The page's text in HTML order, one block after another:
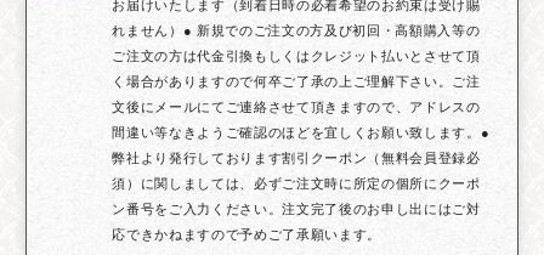
れません）● 新規でのご注文の方及び初回・高額購入等の
ご注文の方は代金引換もしくはクレジット払いとさせて頂
く場合がありますので何卒ご了承の上ご理解下さい。ご注
文後にメールにてご連絡させて頂きますので、アドレスの
間違い等なきようご確認のほどを宜しくお願い致します。●
弊社より発行しております割引クーポン（無料会員登録必
須）に関しましては、必ずご注文時に所定の個所にクーポ
ン番号をご入力ください。注文完了後のお申し出にはご対
応できかねますので予めご了承願います。